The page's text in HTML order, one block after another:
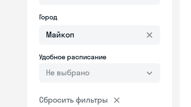
Город
Удобное расписание
Не выбрано
Сбросить фильтры